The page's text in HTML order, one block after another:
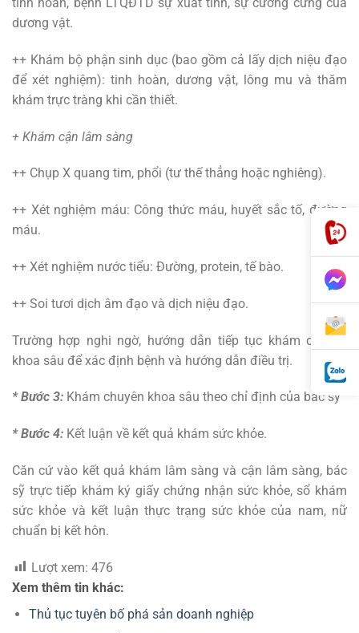
dương vật.
++ Khám bộ phận sinh dục (bao gồm cả lấy dịch niệu đạo
để xét nghiệm): tinh hoàn, dương vật, lông mu và thăm
khám trực tràng khi cần thiết.
+ Khám cận lâm sàng
++ Chụp X quang tim, phổi (tư thế thẳng hoặc nghiêng).
++ Xét nghiệm máu: Công thức máu, huyết sắc tố, đường
máu.
++ Xét nghiệm nước tiểu: Đường, protein, tế bào.
++ Soi tươi dịch âm đạo và dịch niệu đạo.
Trường hợp nghi ngờ, hướng dẫn tiếp tục khám chuyên
khoa sâu để xác định bệnh và hướng dẫn điều trị.
* Bước 3: Khám chuyên khoa sâu theo chỉ định của bác sỹ
* Bước 4: Kết luận về kết quả khám sức khỏe.
Căn cứ vào kết quả khám lâm sàng và cận lâm sàng, bác
sỹ trực tiếp khám ký giấy chứng nhận sức khỏe, sổ khám
sức khỏe và kết luận thực trạng sức khỏe của nam, nữ
chuẩn bị kết hôn.
Lượt xem: 476
Xem thêm tin khác:
Thủ tục tuyên bố phá sản doanh nghiệp